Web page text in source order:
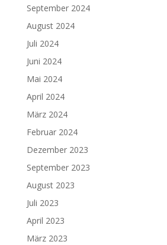
September 2024
August 2024
Juli 2024
Juni 2024
Mai 2024
April 2024
März 2024
Februar 2024
Dezember 2023
September 2023
August 2023
Juli 2023
April 2023
März 2023